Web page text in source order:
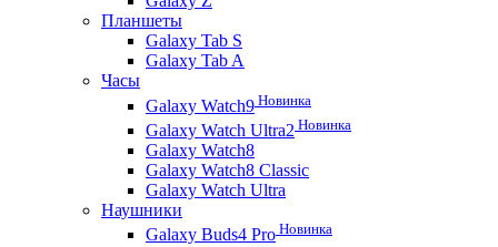
Планшеты
Galaxy Tab S
Galaxy Tab A
Часы
Galaxy Watch9 Новинка
Galaxy Watch Ultra2 Новинка
Galaxy Watch8
Galaxy Watch8 Classic
Galaxy Watch Ultra
Наушники
Galaxy Buds4 Pro Новинка